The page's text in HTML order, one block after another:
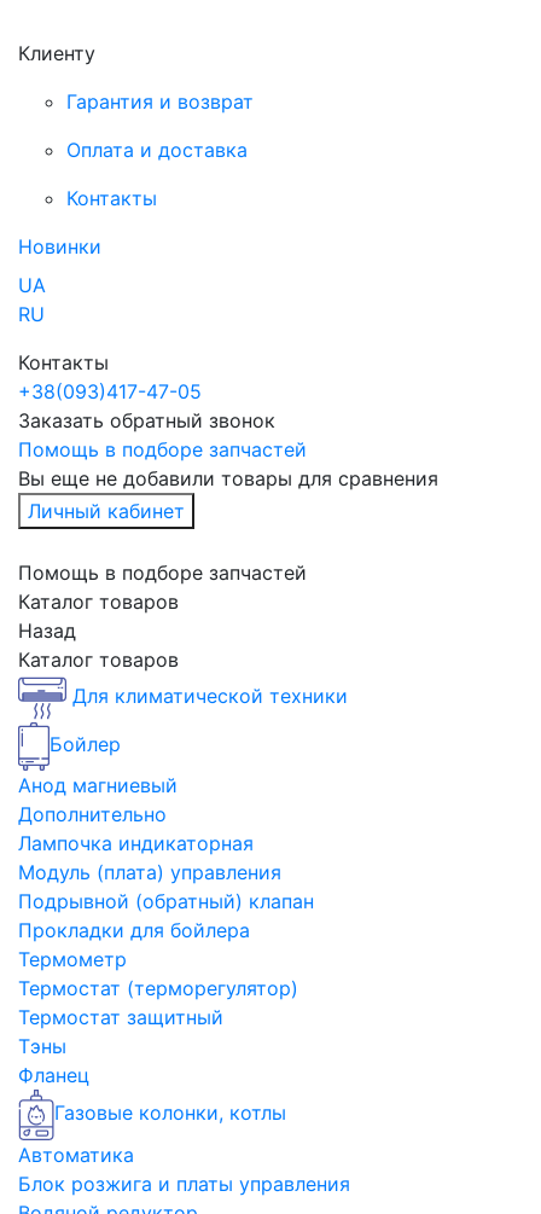
Клиенту
Гарантия и возврат
Оплата и доставка
Контакты
Новинки
UA
RU
Контакты
+38(093)417-47-05
Заказать обратный звонок
Помощь в подборе запчастей
Вы еще не добавили товары для сравнения
Личный кабинет
Помощь в подборе запчастей
Каталог товаров
Назад
Каталог товаров
Для климатической техники
Бойлер
Анод магниевый
Дополнительно
Лампочка индикаторная
Модуль (плата) управления
Подрывной (обратный) клапан
Прокладки для бойлера
Термометр
Термостат (терморегулятор)
Термостат защитный
Тэны
Фланец
Газовые колонки, котлы
Автоматика
Блок розжига и платы управления